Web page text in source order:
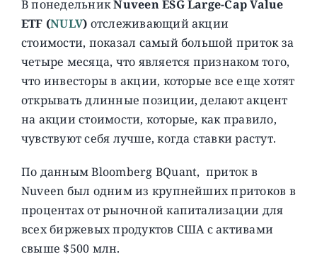
В понедельникNuveen ESG Large-Cap Value
ETF (NULV) отслеживающий акции
стоимости, показал самый большой приток за
четыре месяца, что является признаком того,
что инвесторы в акции, которые все еще хотят
открывать длинные позиции, делают акцент
на акции стоимости, которые, как правило,
чувствуют себя лучше, когда ставки растут.
По данным Bloomberg BQuant, приток в
Nuveen был одним из крупнейших притоков в
процентах от рыночной капитализации для
всех биржевых продуктов США с активами
свыше $500 млн.